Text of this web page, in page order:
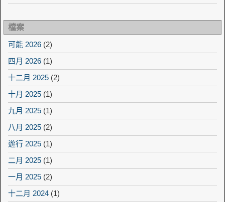
檔案
可能 2026 (2)
四月 2026 (1)
十二月 2025 (2)
十月 2025 (1)
九月 2025 (1)
八月 2025 (2)
遊行 2025 (1)
二月 2025 (1)
一月 2025 (2)
十二月 2024 (1)